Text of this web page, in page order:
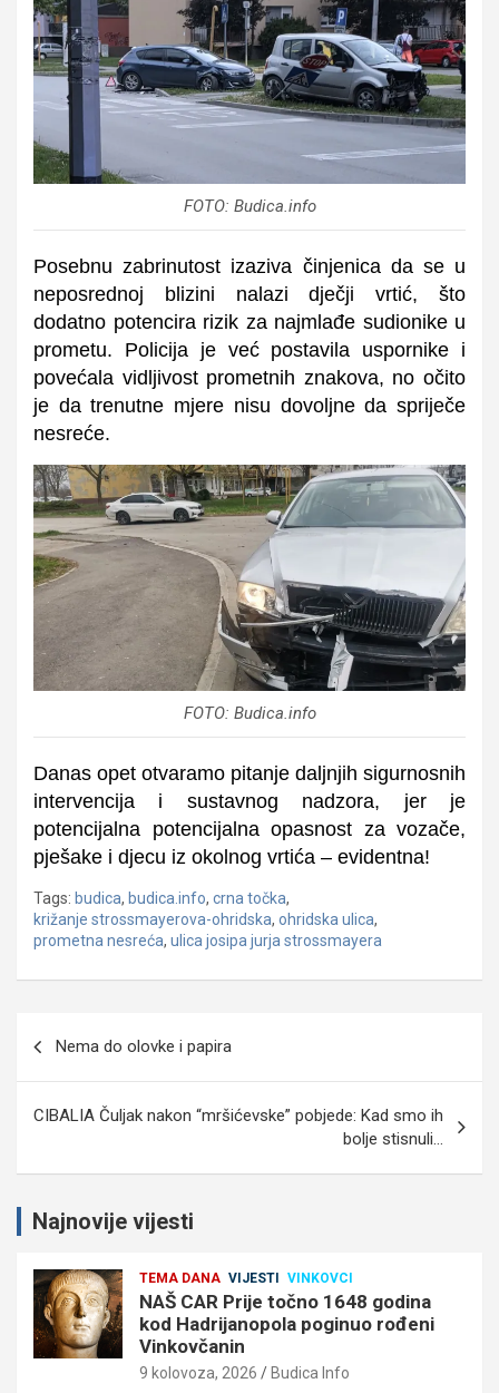
FOTO: Budica.info
Posebnu zabrinutost izaziva činjenica da se u
neposrednoj blizini nalazi dječji vrtić, što
dodatno potencira rizik za najmlađe sudionike u
prometu. Policija je već postavila uspornike i
povećala vidljivost prometnih znakova, no očito
je da trenutne mjere nisu dovoljne da spriječe
nesreće.
FOTO: Budica.info
Danas opet otvaramo pitanje daljnjih sigurnosnih
intervencija i sustavnog nadzora, jer je
potencijalna potencijalna opasnost za vozače,
pješake i djecu iz okolnog vrtića – evidentna!
Tags: budica, budica.info, crna točka,
križanje strossmayerova-ohridska, ohridska ulica,
prometna nesreća, ulica josipa jurja strossmayera
Nema do olovke i papira
CIBALIA Čuljak nakon “mršićevske” pobjede: Kad smo ih
bolje stisnuli…
Najnovije vijesti
TEMA DANA VIJESTI VINKOVCI
NAŠ CAR Prije točno 1648 godina
kod Hadrijanopola poginuo rođeni
Vinkovčanin
9 kolovoza, 2026 Budica Info